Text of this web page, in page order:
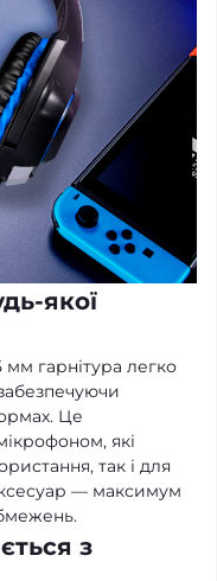
якої
гарнітура легко
Це
які
так і для
— максимум
з